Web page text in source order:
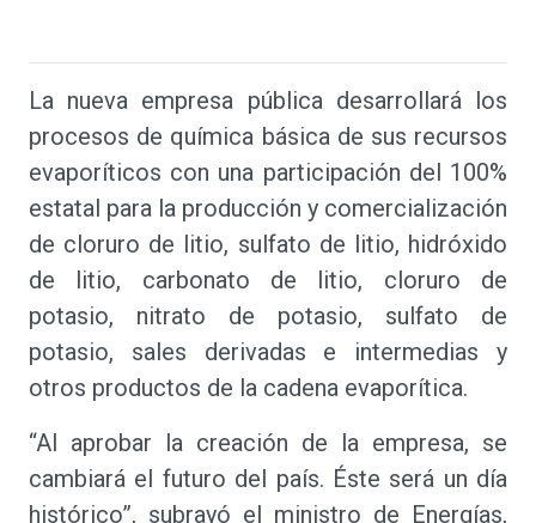
La nueva empresa pública desarrollará los
procesos de química básica de sus recursos
evaporíticos con una participación del 100%
estatal para la producción y comercialización
de cloruro de litio, sulfato de litio, hidróxido
de litio, carbonato de litio, cloruro de
potasio, nitrato de potasio, sulfato de
potasio, sales derivadas e intermedias y
otros productos de la cadena evaporítica.
“Al aprobar la creación de la empresa, se
cambiará el futuro del país. Éste será un día
histórico”, subrayó el ministro de Energías,